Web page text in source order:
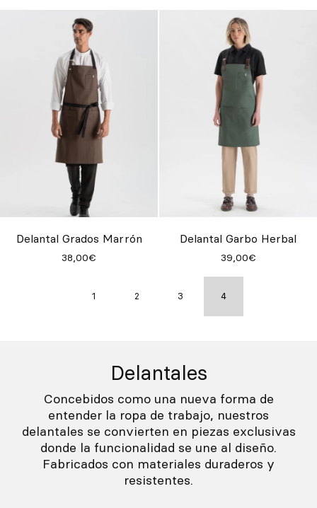
Delantales
Concebidos como una nueva forma de
entender la ropa de trabajo, nuestros
delantales se convierten en piezas exclusivas
donde la funcionalidad se une al diseño.
Fabricados con materiales duraderos y
resistentes.
Delantal Grados Marrón
38,00€
Delantal Garbo Herbal
39,00€
1 2 3 4